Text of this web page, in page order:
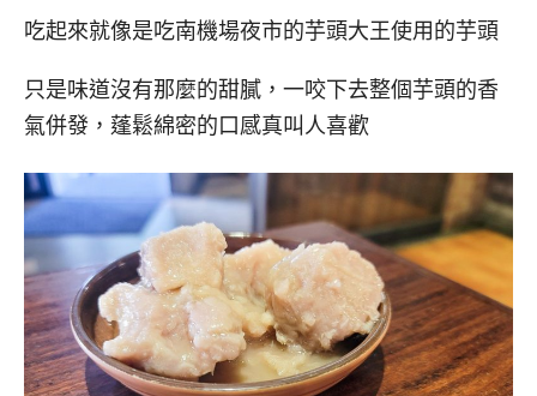
吃起來就像是吃南機場夜市的芋頭大王使用的芋頭
只是味道沒有那麼的甜膩，一咬下去整個芋頭的香
氣併發，蓬鬆綿密的口感真叫人喜歡